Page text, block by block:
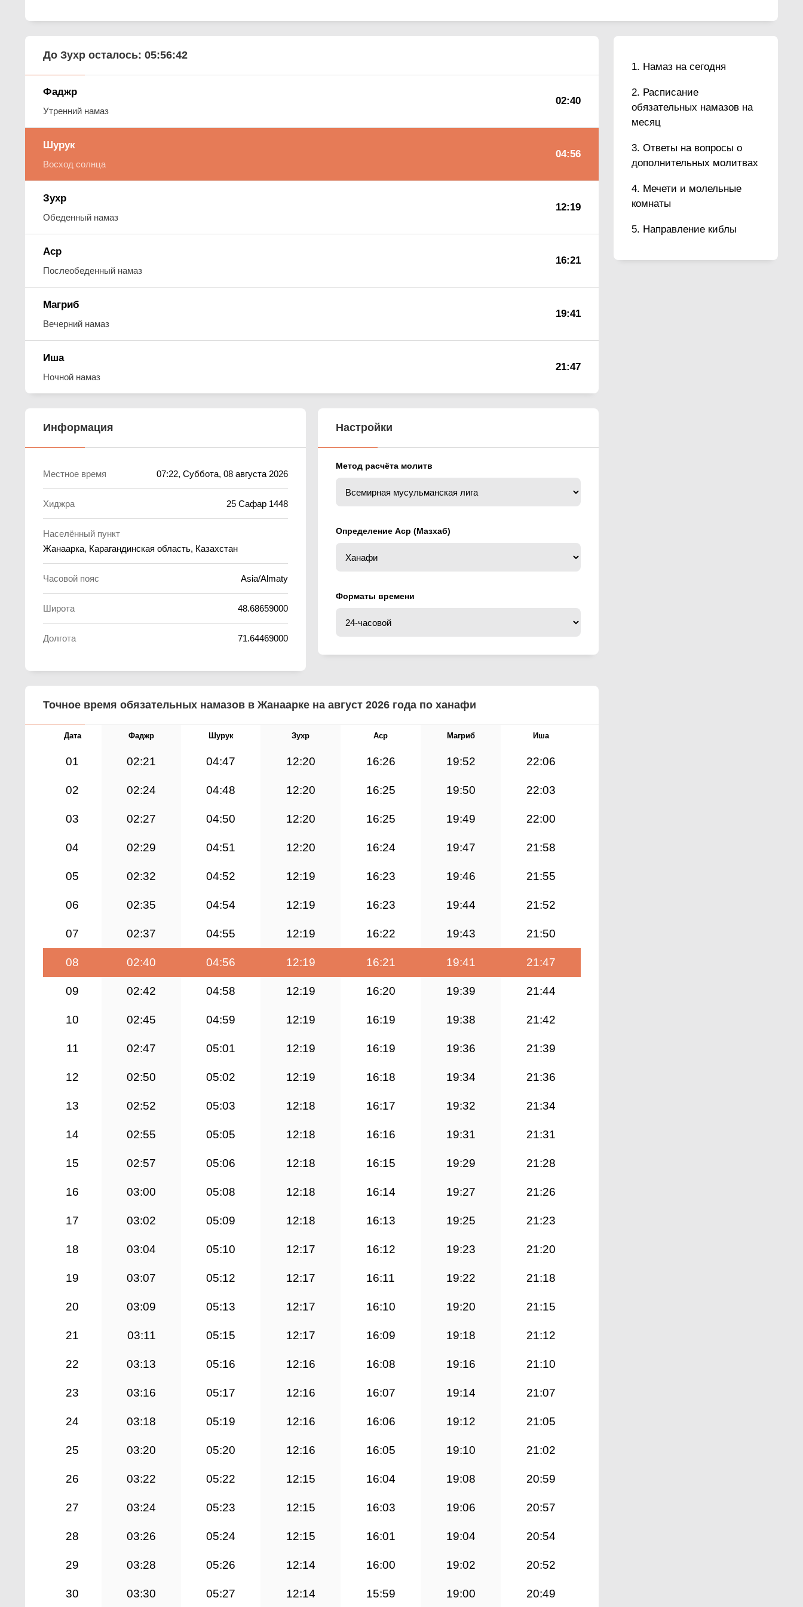
Намаз на сегодня
Расписание
обязательных намазов на
месяц
Ответы на вопросы о
дополнительных молитвах
Мечети и молельные
комнаты
Направление киблы
До Зухр осталось: 05:56:41
Фаджр
Утренний намаз
02:40
Шурук
Восход солнца
04:56
Зухр
Обеденный намаз
12:19
Аср
Послеобеденный намаз
16:21
Магриб
Вечерний намаз
19:41
Иша
Ночной намаз
21:47
Информация
Местное время 07:22, Суббота, 08 августа 2026
Хиджра 25 Сафар 1448
Населённый пункт
Жанаарка, Карагандинская область, Казахстан
Часовой пояс Asia/Almaty
Широта 48.68659000
Долгота 71.64469000
Настройки
Метод расчёта молитв
Определение Аср (Мазхаб)
Форматы времени
Точное время обязательных намазов в Жанаарке на август 2026 года по ханафи
Дата Фаджр Шурук Зухр Аср Магриб Иша
01 02:21 04:47 12:20 16:26 19:52 22:06
02 02:24 04:48 12:20 16:25 19:50 22:03
03 02:27 04:50 12:20 16:25 19:49 22:00
04 02:29 04:51 12:20 16:24 19:47 21:58
05 02:32 04:52 12:19 16:23 19:46 21:55
06 02:35 04:54 12:19 16:23 19:44 21:52
07 02:37 04:55 12:19 16:22 19:43 21:50
08 02:40 04:56 12:19 16:21 19:41 21:47
09 02:42 04:58 12:19 16:20 19:39 21:44
10 02:45 04:59 12:19 16:19 19:38 21:42
11 02:47 05:01 12:19 16:19 19:36 21:39
12 02:50 05:02 12:19 16:18 19:34 21:36
13 02:52 05:03 12:18 16:17 19:32 21:34
14 02:55 05:05 12:18 16:16 19:31 21:31
15 02:57 05:06 12:18 16:15 19:29 21:28
16 03:00 05:08 12:18 16:14 19:27 21:26
17 03:02 05:09 12:18 16:13 19:25 21:23
18 03:04 05:10 12:17 16:12 19:23 21:20
19 03:07 05:12 12:17 16:11 19:22 21:18
20 03:09 05:13 12:17 16:10 19:20 21:15
21 03:11 05:15 12:17 16:09 19:18 21:12
22 03:13 05:16 12:16 16:08 19:16 21:10
23 03:16 05:17 12:16 16:07 19:14 21:07
24 03:18 05:19 12:16 16:06 19:12 21:05
25 03:20 05:20 12:16 16:05 19:10 21:02
26 03:22 05:22 12:15 16:04 19:08 20:59
27 03:24 05:23 12:15 16:03 19:06 20:57
28 03:26 05:24 12:15 16:01 19:04 20:54
29 03:28 05:26 12:14 16:00 19:02 20:52
30 03:30 05:27 12:14 15:59 19:00 20:49